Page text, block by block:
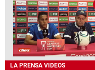
LA PRENSA VIDEOS